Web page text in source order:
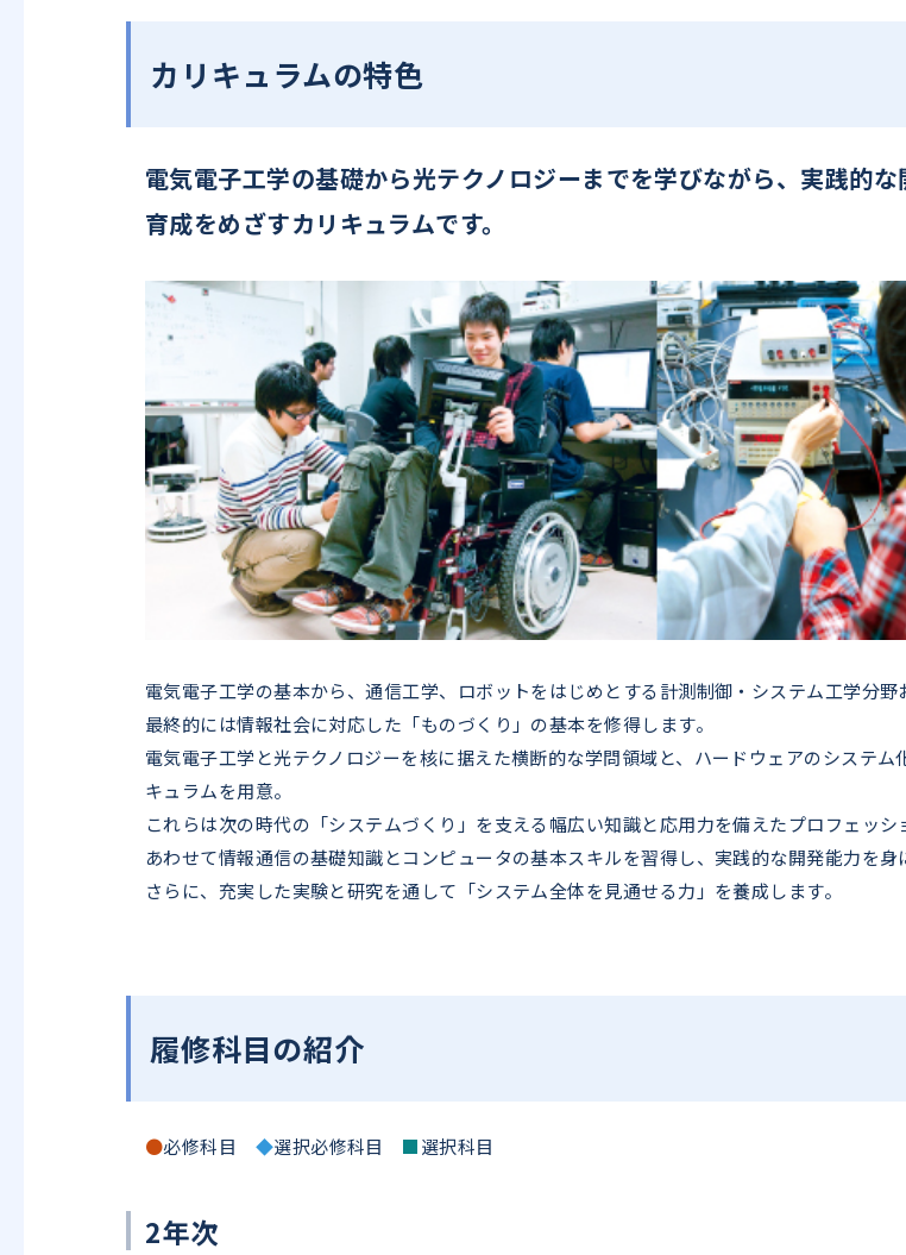
カリキュラムの特色
電気電子工学の基礎から光テクノロジーまでを学びながら、実践的
育成をめざすカリキュラムです。
電気電子工学の基本から、通信工学、ロボットをはじめとする計測制御・システム工学分
最終的には情報社会に対応した「ものづくり」の基本を修得します。
電気電子工学と光テクノロジーを核に据えた横断的な学問領域と、ハードウェアのシステ
キュラムを用意。
これらは次の時代の「システムづくり」を支える幅広い知識と応用力を備えたプロフェッシ
あわせて情報通信の基礎知識とコンピュータの基本スキルを習得し、実践的な開発能力を身
さらに、充実した実験と研究を通して「システム全体を見通せる力」を養成します。
履修科目の紹介
●必修科目 ◆選択必修科目 ■選択科目
2年次